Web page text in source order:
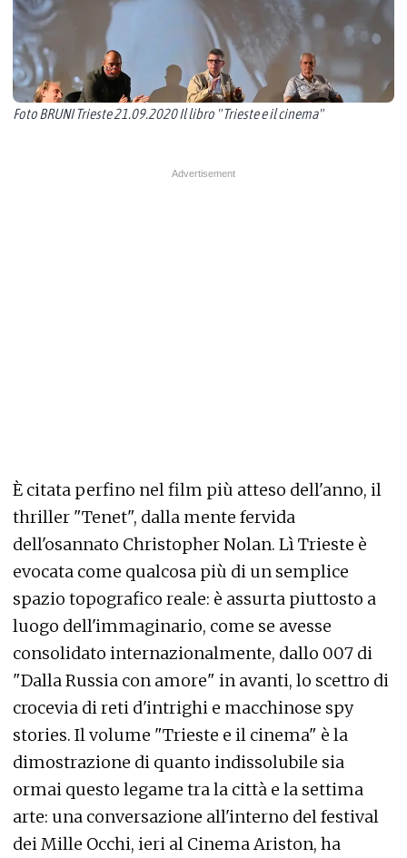
Foto BRUNI Trieste 21.09.2020 Il libro " Trieste e il cinema"
È citata perfino nel film più atteso dell'anno, il
thriller "Tenet", dalla mente fervida
dell'osannato Christopher Nolan. Lì Trieste è
evocata come qualcosa più di un semplice
spazio topografico reale: è assurta piuttosto a
luogo dell'immaginario, come se avesse
consolidato internazionalmente, dallo 007 di
"Dalla Russia con amore" in avanti, lo scettro di
crocevia di reti d'intrighi e macchinose spy
stories. Il volume "Trieste e il cinema" è la
dimostrazione di quanto indissolubile sia
ormai questo legame tra la città e la settima
arte: una conversazione all'interno del festival
dei Mille Occhi, ieri al Cinema Ariston, ha